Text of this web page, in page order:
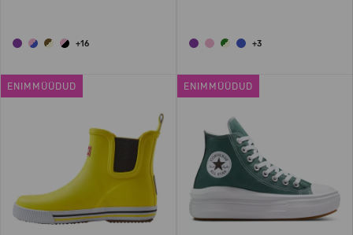
+16 +3
ENIMMÜÜDUD ENIMMÜÜDUD